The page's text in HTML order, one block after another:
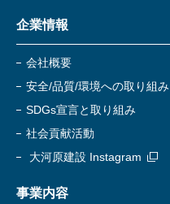
企業情報
会社概要
安全/品質/環境への取り組み
SDGs宣言と取り組み
社会貢献活動
大河原建設 Instagram
事業内容